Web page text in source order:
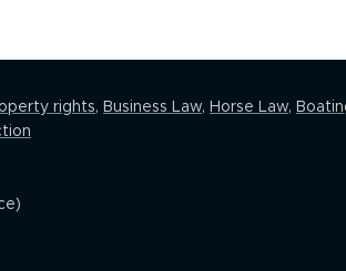
rights, Business Law, Horse Law,